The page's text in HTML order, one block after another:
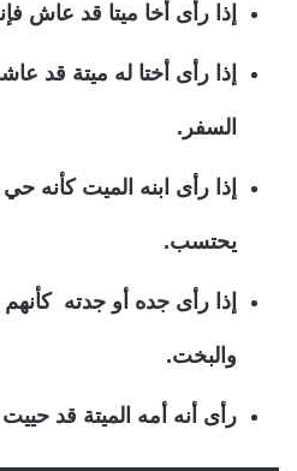
إذا رأى أخا ميتا قد عاش
إذا رأى أختا له ميتة قد
السفر.
إذا رأى ابنه الميت كأنه
يحتسب.
إذا رأى جده أو جدته
والبخت.
رأى أنه أمه الميتة قد